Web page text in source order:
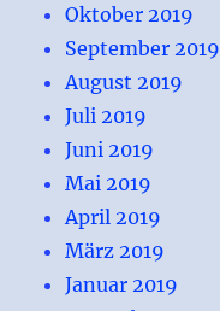
Oktober 2019
September 2019
August 2019
Juli 2019
Juni 2019
Mai 2019
April 2019
März 2019
Januar 2019